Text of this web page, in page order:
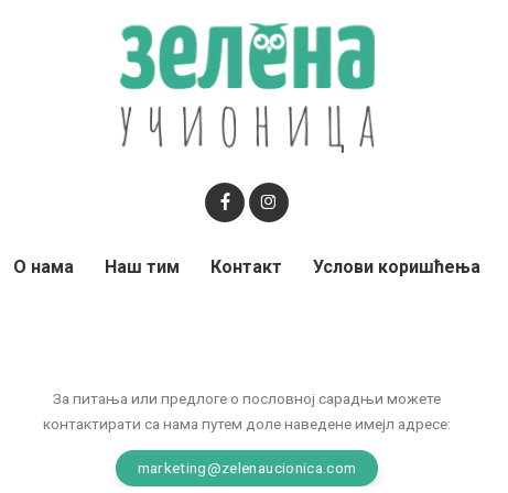
За питања или предлоге о пословној сарадњи можете
контактирати са нама путем доле наведене имејл адресе:
marketing@zelenaucionica.com
О нама Наш тим Контакт Услови коришћења